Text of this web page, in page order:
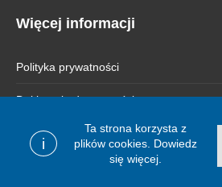
i
Ta strona korzysta z
plików cookies. Dowiedz
się więcej.
Więcej informacji
Polityka prywatności
Deklaracja dostępności